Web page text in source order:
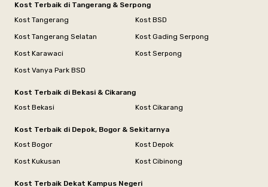
Kost Terbaik di Tangerang & Serpong
Kost Tangerang
Kost BSD
Kost Tangerang Selatan
Kost Gading Serpong
Kost Karawaci
Kost Serpong
Kost Vanya Park BSD
Kost Terbaik di Bekasi & Cikarang
Kost Bekasi
Kost Cikarang
Kost Terbaik di Depok, Bogor & Sekitarnya
Kost Bogor
Kost Depok
Kost Kukusan
Kost Cibinong
Kost Terbaik Dekat Kampus Negeri